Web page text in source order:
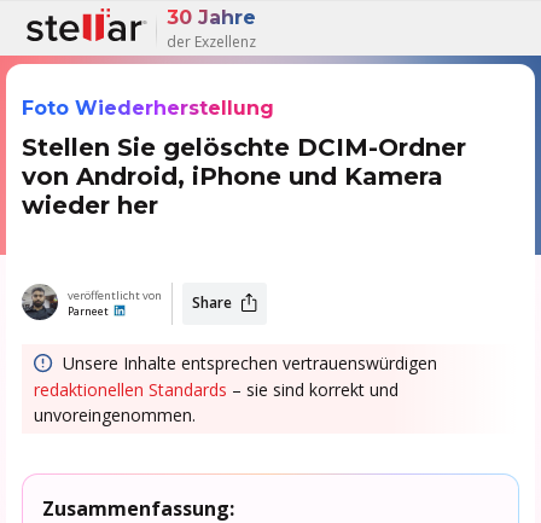
30 Jahre
der Exzellenz
Foto Wiederherstellung
Stellen Sie gelöschte DCIM-Ordner
von Android, iPhone und Kamera
wieder her
veröffentlicht von
Parneet Share
Unsere Inhalte entsprechen vertrauenswürdigen
redaktionellen Standards – sie sind korrekt und
unvoreingenommen.
Zusammenfassung: